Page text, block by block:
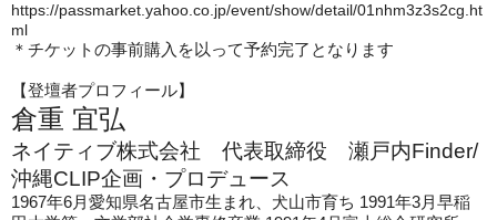
https://passmarket.yahoo.co.jp/event/show/detail/01nhm3z3s2cg.ht
ml
＊チケットの事前購入を以って予約完了となります
【登壇者プロフィール】
倉重 宜弘
ネイティブ株式会社 代表取締役 瀬戸内Finder/
沖縄CLIP企画・プロデュース
1967年6月愛知県名古屋市生まれ、犬山市育ち 1991年3月早稲